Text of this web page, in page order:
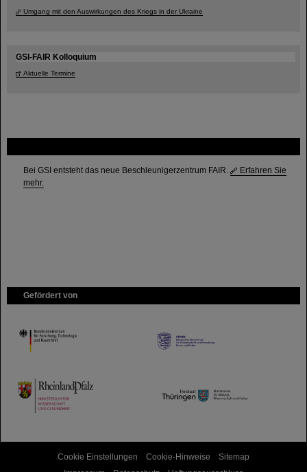
Bei GSI entsteht das neue Beschleunigerzentrum FAIR.
Erfahren Sie
mehr.
Gefördert von
HMWK
TMWWDG
Umgang mit den Auswirkungen des Kriegs in der Ukraine
GSI-FAIR Kolloquium
Aktuelle Termine
Cookie Einstellungen Cookie-Hinweise
Sitemap